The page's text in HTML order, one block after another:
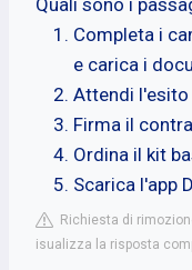
Completa i
e carica i
Attendi l'esito
Firma il
Ordina il kit
Scarica l'app
Richiesta di
isualizza la risposta